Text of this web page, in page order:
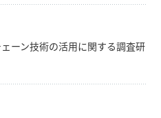
ーン技術の活用に関する調査研